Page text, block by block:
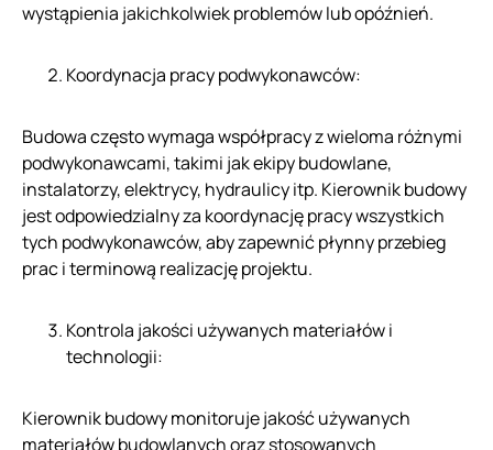
wystąpienia jakichkolwiek problemów lub opóźnień.
Koordynacja pracy podwykonawców:
Budowa często wymaga współpracy z wieloma różnymi
podwykonawcami, takimi jak ekipy budowlane,
instalatorzy, elektrycy, hydraulicy itp. Kierownik budowy
jest odpowiedzialny za koordynację pracy wszystkich
tych podwykonawców, aby zapewnić płynny przebieg
prac i terminową realizację projektu.
Kontrola jakości używanych materiałów i
technologii:
Kierownik budowy monitoruje jakość używanych
materiałów budowlanych oraz stosowanych